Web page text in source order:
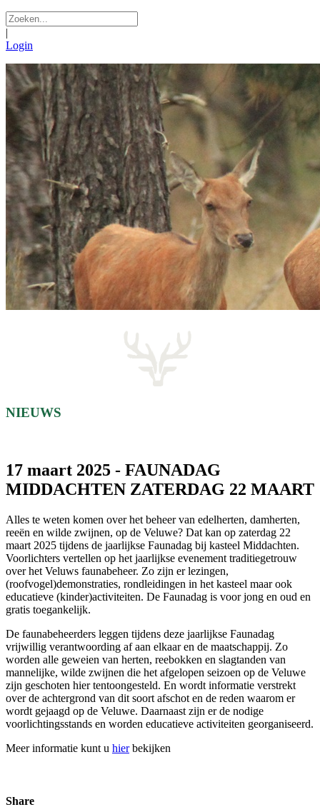
|
Login
NIEUWS
17 maart 2025 - FAUNADAG
MIDDACHTEN ZATERDAG 22 MAART
Alles te weten komen over het beheer van edelherten, damherten,
reeën en wilde zwijnen, op de Veluwe? Dat kan op zaterdag 22
maart 2025 tijdens de jaarlijkse Faunadag bij kasteel Middachten.
Voorlichters vertellen op het jaarlijkse evenement traditiegetrouw
over het Veluws faunabeheer. Zo zijn er lezingen,
(roofvogel)demonstraties, rondleidingen in het kasteel maar ook
educatieve (kinder)activiteiten. De Faunadag is voor jong en oud en
gratis toegankelijk.
De faunabeheerders leggen tijdens deze jaarlijkse Faunadag
vrijwillig verantwoording af aan elkaar en de maatschappij. Zo
worden alle geweien van herten, reebokken en slagtanden van
mannelijke, wilde zwijnen die het afgelopen seizoen op de Veluwe
zijn geschoten hier tentoongesteld. En wordt informatie verstrekt
over de achtergrond van dit soort afschot en de reden waarom er
wordt gejaagd op de Veluwe. Daarnaast zijn er de nodige
voorlichtingsstands en worden educatieve activiteiten georganiseerd.
Meer informatie kunt u hierbekijken
Share